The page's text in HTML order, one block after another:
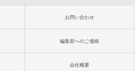
お問い合わせ
編集部へのご連絡
会社概要